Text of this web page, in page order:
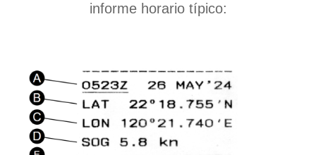
informe horario típico: